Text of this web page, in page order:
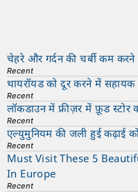
चेहरे और गर्दन की चर्बी कम
Recent
थायरॉयड को दूर करने में
Recent
लॉकडाउन में फ्रीज़र में फ़ूड स्टोर
Recent
एल्युमुनियम की जली हुई कढ़ाई
Recent
Must Visit These 5
In Europe
Recent